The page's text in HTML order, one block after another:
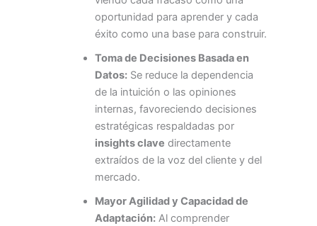
oportunidad para aprender y cada
éxito como una base para construir.
Toma de Decisiones Basada en
Datos:Se reduce la dependencia
de la intuición o las opiniones
internas, favoreciendo decisiones
estratégicas respaldadas por
insights clave directamente
extraídos de la voz del cliente y del
mercado.
Mayor Agilidad y Capacidad de
Adaptación:Al comprender